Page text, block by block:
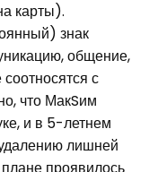
карты).
знак
общение,
с
что МакSим
и в 5-летнем
лишней